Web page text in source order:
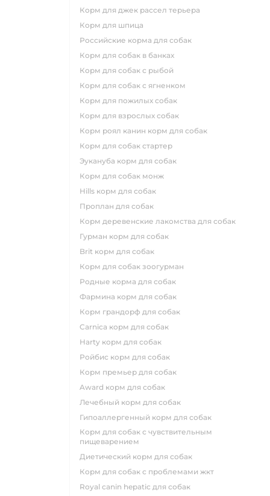
корм для джек рассел терьера
корм для шпица
российские корма для собак
корм для собак в банках
корм для собак с рыбой
корм для собак с ягненком
корм для пожилых собак
корм для взрослых собак
корм роял канин корм для собак
корм для собак стартер
эукануба корм для собак
корм для собак монж
hills корм для собак
проплан для собак
корм деревенские лакомства для собак
гурман корм для собак
brit корм для собак
корм для собак зоогурман
родные корма для собак
фармина корм для собак
корм грандорф для собак
carnica корм для собак
harty корм для собак
ройбис корм для собак
корм премьер для собак
award корм для собак
лечебный корм для собак
гипоаллергенный корм для собак
корм для собак с чувствительным
пищеварением
диетический корм для собак
корм для собак с проблемами жкт
royal canin hepatic для собак